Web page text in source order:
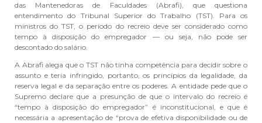
das Mantenedoras de Faculdades (Abrafi), que questiona
entendimento do Tribunal Superior do Trabalho (TST). Para os
ministros do TST, o período do recreio deve ser considerado como
tempo à disposição do empregador — ou seja, não pode ser
descontado do salário.
A Abrafi alega que o TST não tinha competência para decidir sobre o
assunto e teria infringido, portanto, os princípios da legalidade, da
reserva legal e da separação entre os poderes. A entidade pede que o
Supremo declare que a presunção de que o intervalo do recreio é
“tempo à disposição do empregador” é inconstitucional, e que é
necessária a apresentação de “prova de efetiva disponibilidade ou de